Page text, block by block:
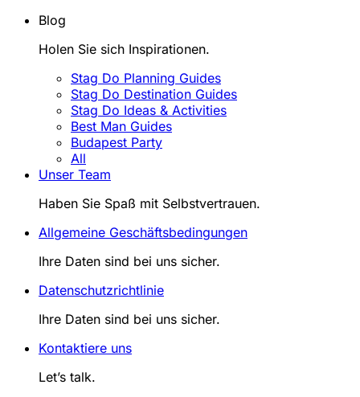
Blog
Holen Sie sich Inspirationen.
Stag Do Planning Guides
Stag Do Destination Guides
Stag Do Ideas & Activities
Best Man Guides
Budapest Party
All
Unser Team
Haben Sie Spaß mit Selbstvertrauen.
Allgemeine Geschäftsbedingungen
Ihre Daten sind bei uns sicher.
Datenschutzrichtlinie
Ihre Daten sind bei uns sicher.
Kontaktiere uns
Let’s talk.